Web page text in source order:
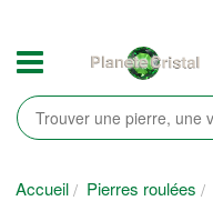
Accueil Pierres roulées